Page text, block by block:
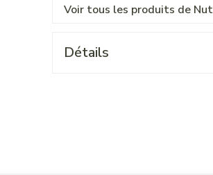
Voir tous les produits de
Détails